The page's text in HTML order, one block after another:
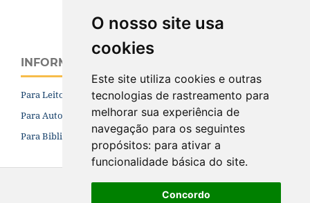
O nosso site usa
cookies
Este site utiliza cookies e outras
tecnologias de rastreamento para
melhorar sua experiência de
navegação para os seguintes
propósitos: para ativar a
funcionalidade básica do site.
Concordo
INFORMAÇÕES
Para Leitores
Para Autores
Para Bibliotecários